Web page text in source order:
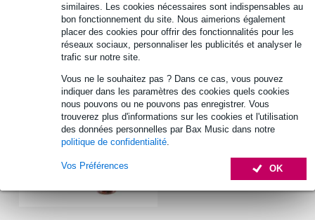
similaires. Les cookies nécessaires sont indispensables au
bon fonctionnement du site. Nous aimerions également
placer des cookies pour offrir des fonctionnalités pour les
réseaux sociaux, personnaliser les publicités et analyser le
trafic sur notre site.
Vous ne le souhaitez pas ? Dans ce cas, vous pouvez
indiquer dans les paramètres des cookies quels cookies
nous pouvons ou ne pouvons pas enregistrer. Vous
trouverez plus d'informations sur les cookies et l'utilisation
des données personnelles par Bax Music dans notre
politique de confidentialité.
OK
Vos Préférences
Afficher toutes les caractéristiques du produit
Autres variantes (1)